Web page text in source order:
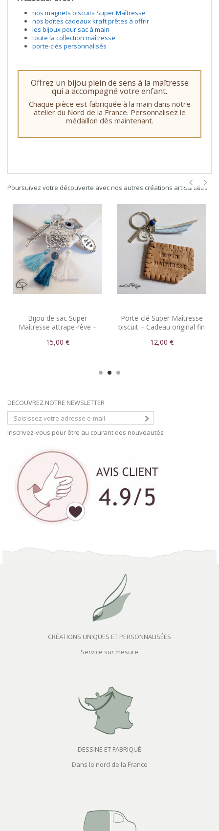
nos magnets biscuits Super Maîtresse
nos boîtes cadeaux kraft prêtes à offrir
les bijoux pour sac à main
toute la collection maîtresse
porte-clés personnalisés
Offrez un bijou plein de sens à la maîtresse
qui a accompagné votre enfant.
Chaque pièce est fabriquée à la main dans notre
atelier du Nord de la France. Personnalisez le
médaillon dès maintenant.
Poursuivez votre découverte avec nos autres créations artisanales
Bijou de sac Super
Maîtresse attrape-rêve –
15,00 €
Porte-clé Super Maîtresse
biscuit – Cadeau original fin
12,00 €
DECOUVREZ NOTRE NEWSLETTER
Inscrivez-vous pour être au courant des nouveautés
CRÉATIONS UNIQUES ET PERSONNALISÉES
Service sur mesure
DESSINÉ ET FABRIQUÉ
Dans le nord de la France